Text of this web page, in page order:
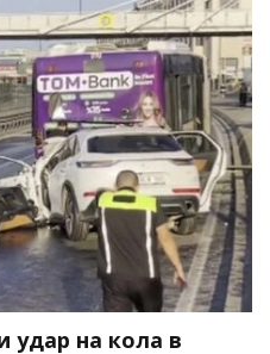
удар на кола в